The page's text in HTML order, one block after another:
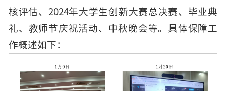
核评估、2024年大学生创新大赛总决赛、毕业典
礼、教师节庆祝活动、中秋晚会等。具体保障工
作概述如下：